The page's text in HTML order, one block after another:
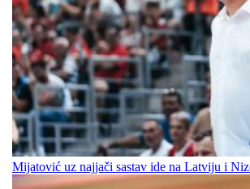
Mijatović uz najjači sastav ide na Latviju i